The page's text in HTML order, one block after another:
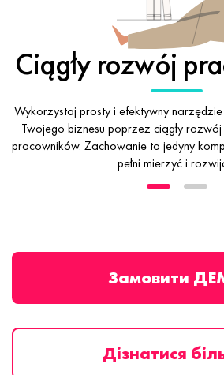
Ciągły rozwój
Wykorzystaj prosty i efektywny
Twojego biznesu poprzez ciągły
pracowników. Zachowanie to jedyny
pełni mierzyć i
Замовити
Дізнатися